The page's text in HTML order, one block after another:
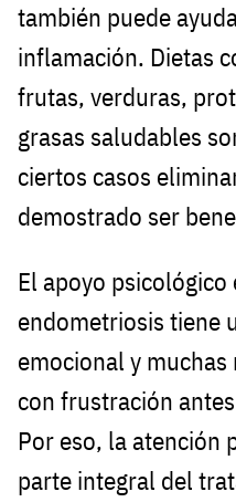
también puede
inflamación. Dietas
frutas, verduras,
grasas saludables
ciertos casos
demostrado ser
El apoyo psicológico
endometriosis tiene
emocional y
con frustración
Por eso, la atención
parte integral del